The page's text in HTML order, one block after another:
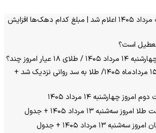
زمان شارژ کالابرگ مرداد ۱۴۰۵ اعلام شد | مبلغ کدام دهک‌ها افزایش
است؟
۱۸ عیار امروز چند؟
قیمت طلا امروز ۱۵ مردادماه ۱۴۰۵/ طلا به سد روانی نزدیک شد +
چهارشنبه ۱۴ مرداد ۱۴۰۵
سه‌شنبه ۱۳ مرداد ۱۴۰۵ + جدول
۱۳ مرداد ۱۴۰۵ + جدول